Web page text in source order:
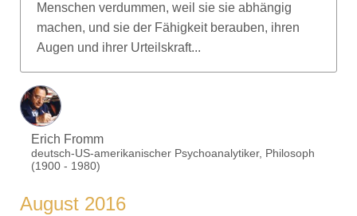
Menschen verdummen, weil sie sie abhängig
machen, und sie der Fähigkeit berauben, ihren
Augen und ihrer Urteilskraft...
Erich Fromm
deutsch-US-amerikanischer Psychoanalytiker, Philosoph
(1900 - 1980)
August 2016